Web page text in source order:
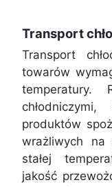
Transport
Transport
towarów
temperatury.
produktów
wrażliwych na
stałej
jakość